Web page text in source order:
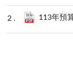
113年預